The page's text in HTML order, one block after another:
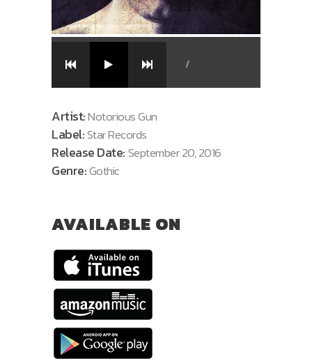
/
Artist:Notorious Gun
Label:Star Records
Release Date:September 20, 2016
Genre:Gothic
AVAILABLE ON